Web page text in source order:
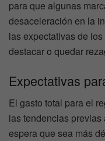
para que algunas
desaceleración en la
las expectativas de
destacar o quedar
Expectativas
El gasto total para el
las tendencias
espera que sea más